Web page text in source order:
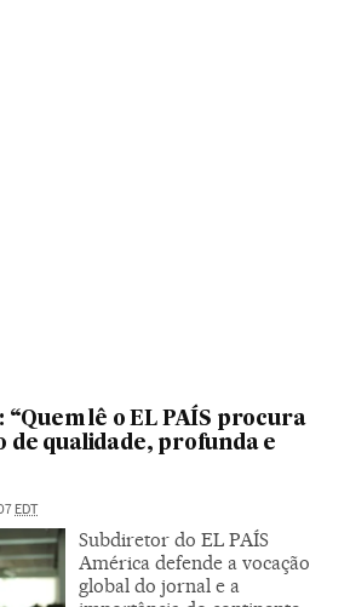
lê o EL PAÍS procura
de qualidade, profunda e
EDT
Subdiretor do EL PAÍS
América defende a vocação
global do jornal e a